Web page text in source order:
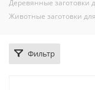
Деревянные заготовки
Животные заготовки
Фильтр